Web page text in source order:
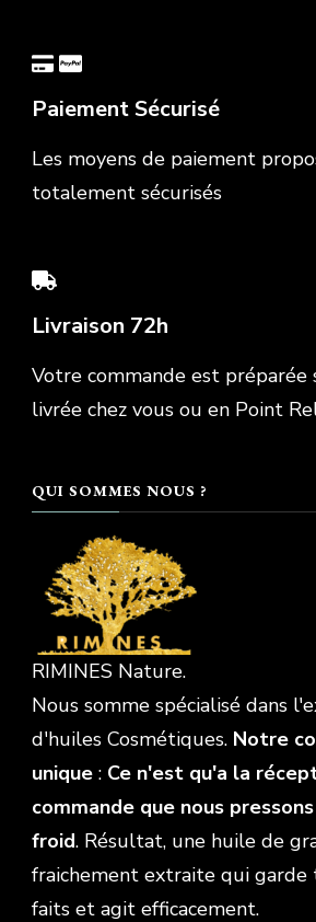
Paiement Sécurisé
Les moyens de paiement
totalement sécurisés
Livraison 72h
Votre commande est préparée
livrée chez vous ou en Point
QUI SOMMES NOUS ?
RIMINES Nature.
Nous somme spécialisé dans
d'huiles Cosmétiques. Notre
unique : Ce n'est qu'a la
commande que nous
froid. Résultat, une huile de
fraichement extraite qui garde
faits et agit efficacement.